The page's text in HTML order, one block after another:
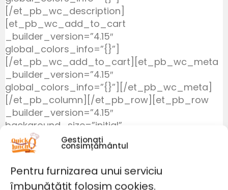
Gestionați
consimțământul
Pentru furnizarea unui serviciu
îmbunătățit folosim cookies.
[/et_pb_wc_description]
[et_pb_wc_add_to_cart
_builder_version=”4.15″
global_colors_info=”{}”]
[/et_pb_wc_add_to_cart][et_pb_wc_meta
_builder_version=”4.15″
global_colors_info=”{}”][/et_pb_wc_meta]
[/et_pb_column][/et_pb_row][et_pb_row
_builder_version=”4.15″
background_size=”initial”
background_position=”top_left”
background_repeat=”repeat” width=”100%”
type=”4_4″ _builder_version=”4.15″